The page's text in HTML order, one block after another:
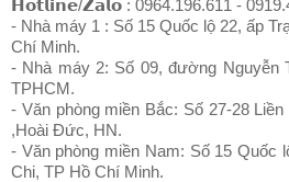
𝗛𝗼𝘁𝗹𝗶𝗻𝗲/𝗭𝗮𝗹𝗼 : 0964.196.611 -
- Nhà máy 1 : Số 15 Quốc lộ 22, ấp
Chí Minh.
- Nhà máy 2: Số 09, đường Nguyễn
TPHCM.
- Văn phòng miền Bắc: Số 27-28
,Hoài Đức, HN.
- Văn phòng miền Nam: Số 15 Quốc
Chi, TP Hồ Chí Minh.